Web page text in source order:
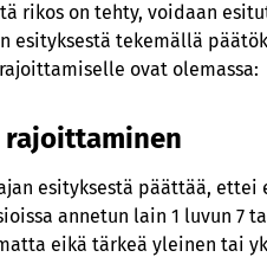
esitys
muoto ja
ja esitutkinnan
rikos on tehty, voidaan
esityksestä tekemällä
ovat olemassa:
rajoittaminen
esityksestä päättää,
annetun lain 1 luvun 7
eikä tärkeä yleinen tai